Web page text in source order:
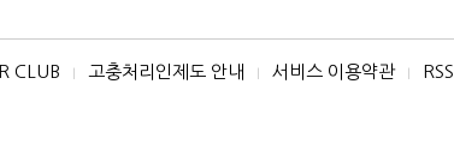
CLUB I 고충처리인제도 안내 I 서비스 이용약관 I RSS